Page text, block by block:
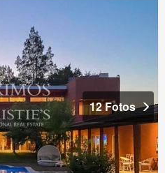
12 Fotos